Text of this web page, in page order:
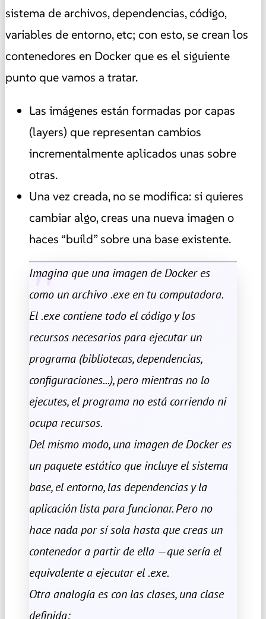
sistema de archivos, dependencias, código,
variables de entorno, etc; con esto, se crean los
contenedores en Docker que es el siguiente
punto que vamos a tratar.
Las imágenes están formadas por capas
(layers) que representan cambios
incrementalmente aplicados unas sobre
otras.
Una vez creada, no se modifica: si quieres
cambiar algo, creas una nueva imagen o
haces “build” sobre una base existente.
Imagina que una imagen de Docker es
como un archivo .exe en tu computadora.
El .exe contiene todo el código y los
recursos necesarios para ejecutar un
programa (bibliotecas, dependencias,
configuraciones...), pero mientras no lo
ejecutes, el programa no está corriendo ni
ocupa recursos.
Del mismo modo, una imagen de Docker es
un paquete estático que incluye el sistema
base, el entorno, las dependencias y la
aplicación lista para funcionar. Pero no
hace nada por sí sola hasta que creas un
contenedor a partir de ella —que sería el
equivalente a ejecutar el .exe.
Otra analogía es con las clases, una clase
definida: